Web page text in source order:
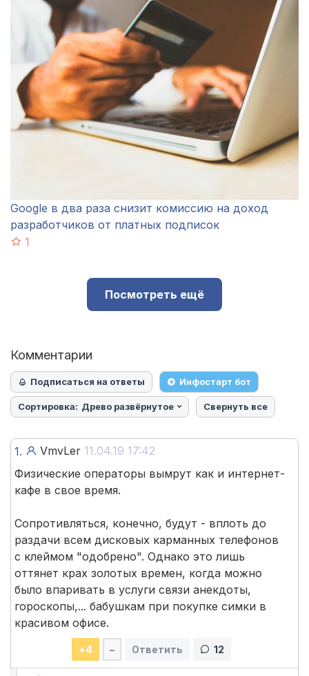
Google в два раза снизит комиссию на доход
разработчиков от платных подписок
1
Посмотреть ещё
Комментарии
Подписаться на ответы Инфостарт бот
Сортировка: Древо развёрнутое Свернуть все
1. VmvLer 11.04.19 17:42
Физические операторы вымрут как и интернет-
кафе в свое время.
Сопротивляться, конечно, будут - вплоть до
раздачи всем дисковых карманных телефонов
с клеймом "одобрено". Однако это лишь
оттянет крах золотых времен, когда можно
было впаривать в услуги связи анекдоты,
гороскопы,... бабушкам при покупке симки в
красивом офисе.
+4 – Ответить 12